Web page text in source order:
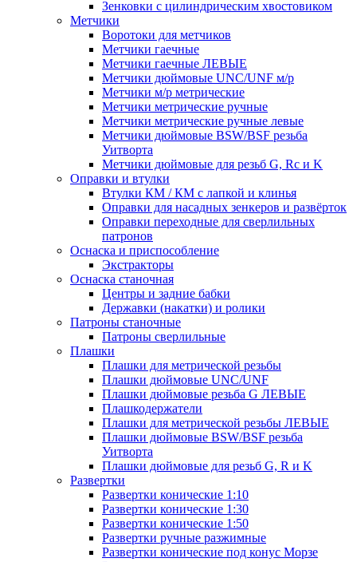
Зенковки с цилиндрическим хвостовиком
Метчики
Воротоки для метчиков
Метчики гаечные
Метчики гаечные ЛЕВЫЕ
Метчики дюймовые UNC/UNF м/р
Метчики м/р метрические
Метчики метрические ручные
Метчики метрические ручные левые
Метчики дюймовые BSW/BSF резьба
Уитворта
Метчики дюймовые для резьб G, Rc и K
Оправки и втулки
Втулки КМ / КМ с лапкой и клинья
Оправки для насадных зенкеров и развёрток
Оправки переходные для сверлильных
патронов
Оснаска и приспособление
Экстракторы
Оснаска станочная
Центры и задние бабки
Державки (накатки) и ролики
Патроны станочные
Патроны сверлильные
Плашки
Плашки для метрической резьбы
Плашки дюймовые UNC/UNF
Плашки дюймовые резьба G ЛЕВЫЕ
Плашкодержатели
Плашки для метрической резьбы ЛЕВЫЕ
Плашки дюймовые BSW/BSF резьба
Уитворта
Плашки дюймовые для резьб G, R и K
Развертки
Развертки конические 1:10
Развертки конические 1:30
Развертки конические 1:50
Развертки ручные разжимные
Развертки конические под конус Морзе